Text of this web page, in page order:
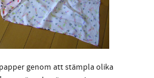
genom att stämpla olika